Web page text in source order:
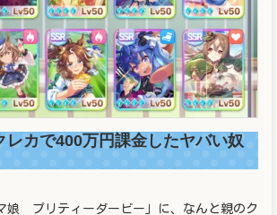
ニマチのお嬢さん）マスクなし画
かった！！
している女性が話題となっています。 こと